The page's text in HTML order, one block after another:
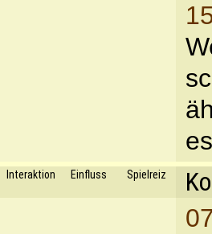
Interaktion Einfluss Spielreiz